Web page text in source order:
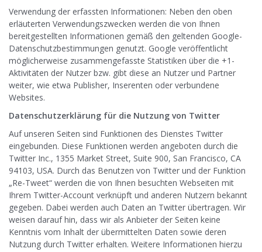
Verwendung der erfassten Informationen: Neben den oben
erläuterten Verwendungszwecken werden die von Ihnen
bereitgestellten Informationen gemäß den geltenden Google-
Datenschutzbestimmungen genutzt. Google veröffentlicht
möglicherweise zusammengefasste Statistiken über die +1-
Aktivitäten der Nutzer bzw. gibt diese an Nutzer und Partner
weiter, wie etwa Publisher, Inserenten oder verbundene
Websites.
Datenschutzerklärung für die Nutzung von Twitter
Auf unseren Seiten sind Funktionen des Dienstes Twitter
eingebunden. Diese Funktionen werden angeboten durch die
Twitter Inc., 1355 Market Street, Suite 900, San Francisco, CA
94103, USA. Durch das Benutzen von Twitter und der Funktion
„Re-Tweet“ werden die von Ihnen besuchten Webseiten mit
Ihrem Twitter-Account verknüpft und anderen Nutzern bekannt
gegeben. Dabei werden auch Daten an Twitter übertragen. Wir
weisen darauf hin, dass wir als Anbieter der Seiten keine
Kenntnis vom Inhalt der übermittelten Daten sowie deren
Nutzung durch Twitter erhalten. Weitere Informationen hierzu